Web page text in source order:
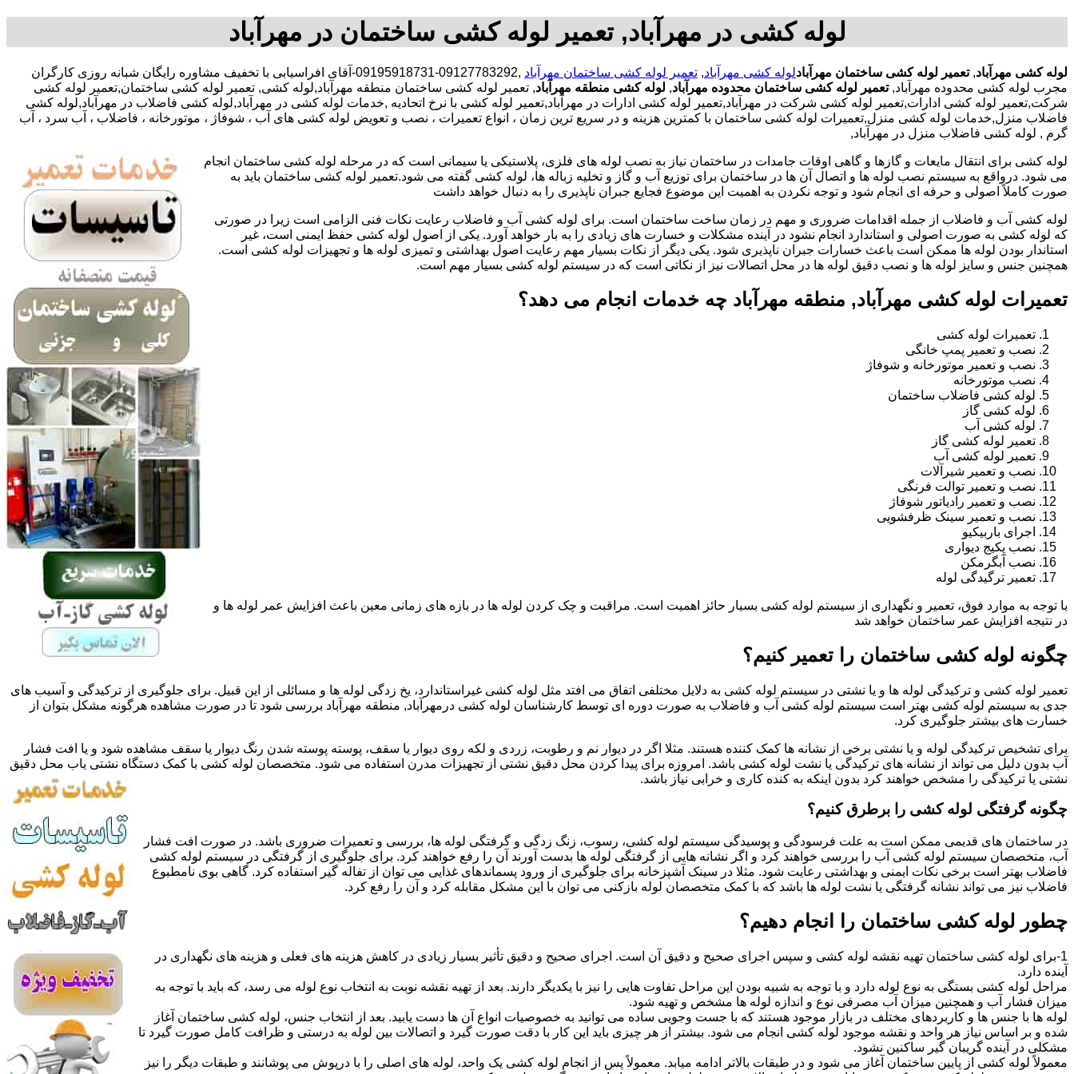
لوله کشی در مهرآباد, تعمیر لوله کشی ساختمان در مهرآباد
لوله کشی مهرآباد,تعمیر لوله کشی ساختمان مهرآبادلوله کشی مهرآباد, تعمیر لوله کشی ساختمان مهرآباد
,09127783292-09195918731-آقای افراسیابی با تخفیف مشاوره رایگان شبانه روزی کارگران
مجرب لوله کشی محدوده مهرآباد,تعمیر لوله کشی ساختمان محدوده مهرآباد, لوله کشی منطقه مهرآباد, تعمیر لوله کشی ساختمان منطقه مهرآباد,لوله کشی, تعمیر لوله کشی ساختمان,تعمیر لوله کشی
شرکت,تعمیر لوله کشی ادارات,تعمیر لوله کشی شرکت در مهرآباد,تعمیر لوله کشی ادارات در مهرآباد,تعمیر لوله کشی با نرخ اتحادیه ,خدمات لوله کشی در مهرآباد,لوله کشی فاضلاب در مهرآباد,لوله کشی
فاضلاب منزل,خدمات لوله کشی منزل,تعمیرات لوله کشی ساختمان با کمترین هزینه و در سریع ترین زمان ، انواع تعمیرات ، نصب و تعویض لوله کشی های آب ، شوفاژ ، موتورخانه ، فاضلاب ، آب سرد ، آب
گرم , لوله کشی فاضلاب منزل در مهرآباد,
لوله کشی برای انتقال مایعات و گازها و گاهی اوقات جامدات در ساختمان نیاز به نصب لوله های فلزی، پلاستیکی یا سیمانی است که در مرحله لوله کشی ساختمان انجام
می شود. درواقع به سیستم نصب لوله ها و اتصال آن ها در ساختمان برای توزیع آب و گاز و تخلیه زباله ها، لوله کشی گفته می شود.تعمیر لوله کشی ساختمان باید به
صورت کاملاً اصولی و حرفه ای انجام شود و توجه نکردن به اهمیت این موضوع فجایع جبران ناپذیری را به دنبال خواهد داشت
لوله کشی آب و فاضلاب از جمله اقدامات ضروری و مهم در زمان ساخت ساختمان است. برای لوله کشی آب و فاضلاب رعایت نکات فنی الزامی است زیرا در صورتی
که لوله کشی به صورت اصولی و استاندارد انجام نشود در آینده مشکلات و خسارت های زیادی را به بار خواهد آورد. یکی از اصول لوله کشی حفظ ایمنی است، غیر
استاندار بودن لوله ها ممکن است باعث خسارات جبران ناپذیری شود. یکی دیگر از نکات بسیار مهم رعایت اصول بهداشتی و تمیزی لوله ها و تجهیزات لوله کشی است.
همچنین جنس و سایز لوله ها و نصب دقیق لوله ها در محل اتصالات نیز از نکاتی است که در سیستم لوله کشی بسیار مهم است.
تعمیرات لوله کشی مهرآباد, منطقه مهرآباد چه خدمات انجام می دهد؟
تعمیرات لوله کشی
نصب و تعمیر پمپ خانگی
نصب و تعمیر موتورخانه و شوفاژ
نصب موتورخانه
لوله کشی فاضلاب ساختمان
لوله کشی گاز
لوله کشی آب
تعمیر لوله کشی گاز
تعمیر لوله کشی آب
نصب و تعمیر شیرآلات
نصب و تعمیر توالت فرنگی
نصب و تعمیر رادیاتور شوفاژ
نصب و تعمیر سینک ظرفشویی
اجرای باربیکیو
نصب پکیج دیواری
نصب آبگرمکن
تعمیر ترگیدگی لوله
با توجه به موارد فوق، تعمیر و نگهداری از سیستم لوله کشی بسیار حائز اهمیت است. مراقبت و چک کردن لوله ها در بازه های زمانی معین باعث افزایش عمر لوله ها و
در نتیجه افزایش عمر ساختمان خواهد شد
چگونه لوله کشی ساختمان را تعمیر کنیم؟
تعمیر لوله کشی و ترکیدگی لوله ها و یا نشتی در سیستم لوله کشی به دلایل مختلفی اتفاق می افتد مثل لوله کشی غیراستاندارد، یخ زدگی لوله ها و مسائلی از این قبیل. برای جلوگیری از ترکیدگی و آسیب های
جدی به سیستم لوله کشی بهتر است سیستم لوله کشی آب و فاضلاب به صورت دوره ای توسط کارشناسان لوله کشی درمهرآباد, منطقه مهرآباد بررسی شود تا در صورت مشاهده هرگونه مشکل بتوان از
خسارت های بیشتر جلوگیری کرد.
برای تشخیص ترکیدگی لوله و یا نشتی برخی از نشانه ها کمک کننده هستند. مثلا اگر در دیوار نم و رطوبت، زردی و لکه روی دیوار یا سقف، پوسته پوسته شدن رنگ دیوار یا سقف مشاهده شود و یا افت فشار
آب بدون دلیل می تواند از نشانه های ترکیدگی یا نشت لوله کشی باشد. امروزه برای پیدا کردن محل دقیق نشتی از تجهیزات مدرن استفاده می شود. متخصصان لوله کشی با کمک دستگاه نشتی یاب محل دقیق
نشتی یا ترکیدگی را مشخص خواهند کرد بدون اینکه به کنده کاری و خرابی نیاز باشد.
چگونه گرفتگی لوله کشی را برطرق کنیم؟
در ساختمان های قدیمی ممکن است به علت فرسودگی و پوسیدگی سیستم لوله کشی، رسوب، زنگ زدگی و گرفتگی لوله ها، بررسی و تعمیرات ضروری باشد. در صورت افت فشار
آب، متخصصان سیستم لوله کشی آب را بررسی خواهند کرد و اگر نشانه هایی از گرفتگی لوله ها بدست آورند آن را رفع خواهند کرد. برای جلوگیری از گرفتگی در سیستم لوله کشی
فاضلاب بهتر است برخی نکات ایمنی و بهداشتی رعایت شود. مثلا در سینک آشپزخانه برای جلوگیری از ورود پسماندهای غذایی می توان از تفاله گیر استفاده کرد. گاهی بوی نامطبوع
فاضلاب نیز می تواند نشانه گرفتگی یا نشت لوله ها باشد که با کمک متخصصان لوله بازکنی می توان با این مشکل مقابله کرد و آن را رفع کرد.
چطور لوله کشی ساختمان را انجام دهیم؟
1-برای لوله کشی ساختمان تهیه نقشه لوله کشی و سپس اجرای صحیح و دقیق آن است. اجرای صحیح و دقیق تأثیر بسیار زیادی در کاهش هزینه های فعلی و هزینه های نگهداری در
آینده دارد.
مراحل لوله کشی بستگی به نوع لوله دارد و با توجه به شبیه بودن این مراحل تفاوت هایی را نیز با یکدیگر دارند. بعد از تهیه نقشه نوبت به انتخاب نوع لوله می رسد، که باید با توجه به
میزان فشار آب و همچنین میزان آب مصرفی نوع و اندازه لوله ها مشخص و تهیه شود.
لوله ها با جنس ها و کاربردهای مختلف در بازار موجود هستند که با جست وجویی ساده می توانید به خصوصیات انواع آن ها دست یابید. بعد از انتخاب جنس، لوله کشی ساختمان آغاز
شده و بر اساس نیاز هر واحد و نقشه موجود لوله کشی انجام می شود. بیشتر از هر چیزی باید این کار با دقت صورت گیرد و اتصالات بین لوله به درستی و ظرافت کامل صورت گیرد تا
مشکلی در آینده گریبان گیر ساکنین نشود.
معمولاً لوله کشی از پایین ساختمان آغاز می شود و در طبقات بالاتر ادامه میابد. معمولاً پس از انجام لوله کشی یک واحد، لوله های اصلی را با درپوش می پوشانند و طبقات دیگر را نیز